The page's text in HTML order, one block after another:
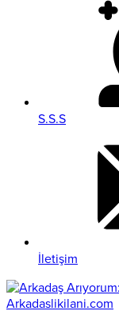
S.S.S
İletişim